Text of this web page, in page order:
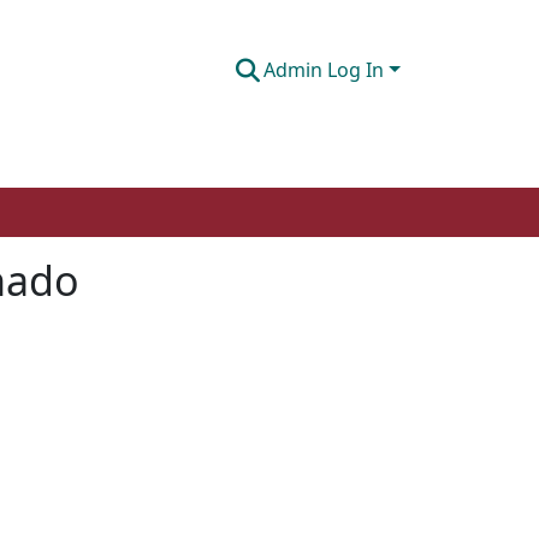
Admin Log In